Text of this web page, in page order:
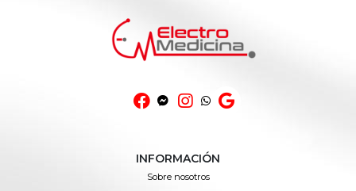
INFORMACIÓN
Sobre nosotros